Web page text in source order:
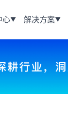
心▼ 解决方案▼